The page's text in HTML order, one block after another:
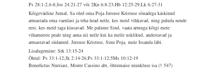
Ps 28:1-2,6-8;Jos 24:21-27 või 2Kn 6:8-23;Hb 12:25-29;Lk 6:27-31
Kõigeväeline Jumal, Sa oled oma Poja Jeesuse Kristuse sõnadega käskinud
armastada oma vaenlasi ja teha head neile, kes meid vihkavad, ning paluda nende
eest, kes meid taga kiusavad. Me palume Sind, vaata armuga kõigi meie
vihameeste peale ning anna nii neile kui ka meile usklikud, andestavad ja
armastavad südamed. Jeesuse Kristuse, Sinu Poja, meie Issanda läbi.
Lisalugemine: Srk 13:15-24
Õhtul: Ps 33:1-12;Jk 2:14-26;Ps 33:1-12;5Ms 10:12-19
Benedictus Nursiast, Monte Cassino abt, õhtumaise munkluse isa († 547)